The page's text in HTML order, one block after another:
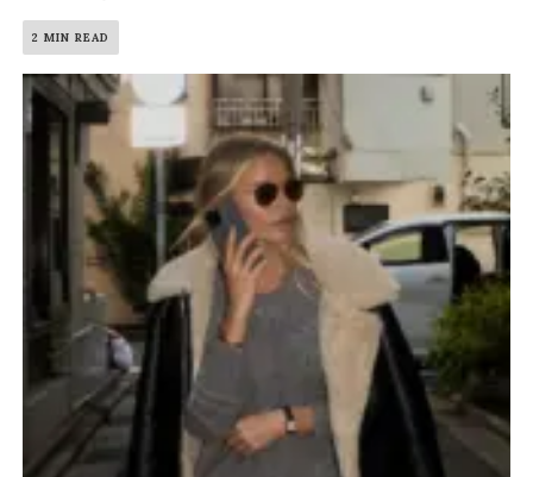
2 MIN READ